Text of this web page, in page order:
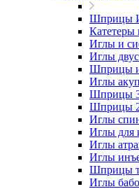
Шприцы
Катетеры
Иглы и
Иглы
Шприцы
Иглы
Шприцы
Шприцы
Иглы
Иглы для
Иглы
Иглы
Шприцы
Иглы